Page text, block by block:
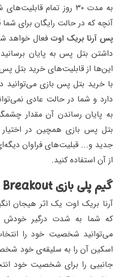
به مدت ۳۰ روز تمام
آنچه که در حالت رایگان برای
پس آرنا بریک اوتفعال خواهد
داشتن بتل پس به پایان
این‌ها از قابلیت‌های خرید بتل
با خرید بتل پس بازی می‌توانید
دارد و شما در حالت عادی
به پایان رساندن آن مقدار
بتل پس بازی همچین در
جدید و... قبلیت‌های فراوان
از آن استفاده کنید.
گیم پلی بازی Arena Breakout
آرنا بریک اوت یک اثر هیجان
که شما به شدت درگیر خودش
می‌توانید شخصیت خود را
اسکین آن را به سلیقه‌ی خود
جانبیی را برای شخصیت خود